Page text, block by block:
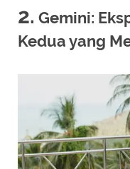
2. Gemini:
Kedua yang